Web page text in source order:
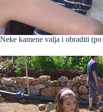
Neke kamene valja i obraditi (po